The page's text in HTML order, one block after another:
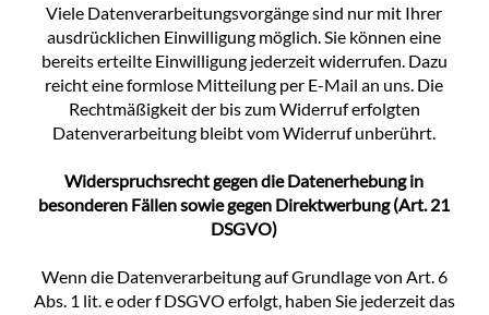
Viele Datenverarbeitungsvorgänge sind nur mit Ihrer
ausdrücklichen Einwilligung möglich. Sie können eine
bereits erteilte Einwilligung jederzeit widerrufen. Dazu
reicht eine formlose Mitteilung per E-Mail an uns. Die
Rechtmäßigkeit der bis zum Widerruf erfolgten
Datenverarbeitung bleibt vom Widerruf unberührt.
Widerspruchsrecht gegen die Datenerhebung in
besonderen Fällen sowie gegen Direktwerbung (Art. 21
DSGVO)
Wenn die Datenverarbeitung auf Grundlage von Art. 6
Abs. 1 lit. e oder f DSGVO erfolgt, haben Sie jederzeit das